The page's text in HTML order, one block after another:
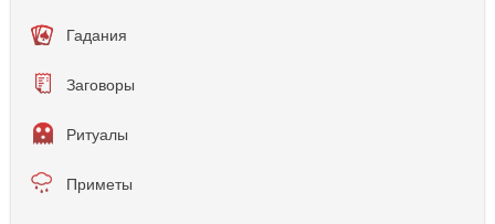
Гадания
Заговоры
Ритуалы
Приметы